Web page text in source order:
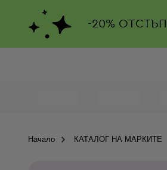
-20%
Начало КАТАЛОГ НА МАРКИТЕ